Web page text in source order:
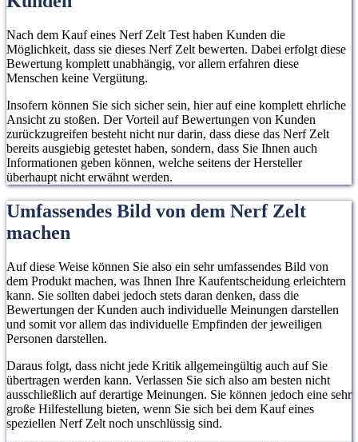
Nach dem Kauf eines Nerf Zelt Test haben Kunden die
Möglichkeit, dass sie dieses Nerf Zelt bewerten. Dabei erfolgt diese
Bewertung komplett unabhängig, vor allem erfahren diese
Menschen keine Vergütung.
Insofern können Sie sich sicher sein, hier auf eine komplett ehrliche
Ansicht zu stoßen. Der Vorteil auf Bewertungen von Kunden
zurückzugreifen besteht nicht nur darin, dass diese das Nerf Zelt
bereits ausgiebig getestet haben, sondern, dass Sie Ihnen auch
Informationen geben können, welche seitens der Hersteller
überhaupt nicht erwähnt werden.
Umfassendes Bild von dem Nerf Zelt
machen
Auf diese Weise können Sie also ein sehr umfassendes Bild von
dem Produkt machen, was Ihnen Ihre Kaufentscheidung erleichtern
kann. Sie sollten dabei jedoch stets daran denken, dass die
Bewertungen der Kunden auch individuelle Meinungen darstellen
und somit vor allem das individuelle Empfinden der jeweiligen
Personen darstellen.
Daraus folgt, dass nicht jede Kritik allgemeingültig auch auf Sie
übertragen werden kann. Verlassen Sie sich also am besten nicht
ausschließlich auf derartige Meinungen. Sie können jedoch eine sehr
große Hilfestellung bieten, wenn Sie sich bei dem Kauf eines
speziellen Nerf Zelt noch unschlüssig sind.